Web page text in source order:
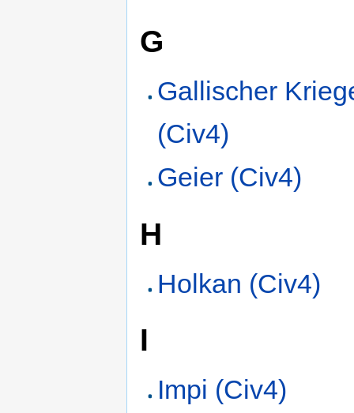
G
Gallischer
(Civ4)
Geier (Civ4)
H
Holkan (Civ4)
I
Impi (Civ4)